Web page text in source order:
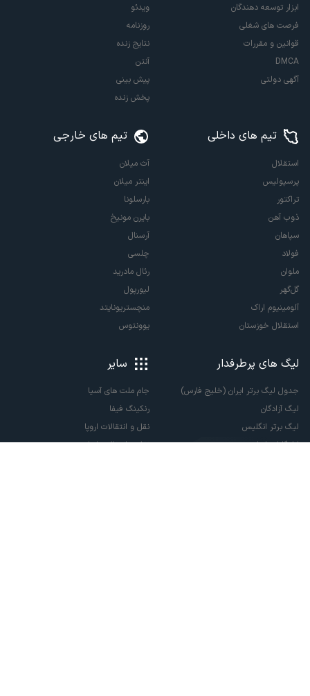
ابزار توسعه دهندگان
فرصت های شغلی
قوانین و مقررات
DMCA
آگهی دولتی
ویدئو
روزنامه
نتایج زنده
آنتن
پیش بینی
پخش زنده
تیم های داخلی
استقلال
پرسپولیس
تراکتور
ذوب آهن
سپاهان
فولاد
ملوان
گل‌گهر
آلومینیوم اراک
استقلال خوزستان
تیم های خارجی
آث میلان
اینتر میلان
بارسلونا
بایرن مونیخ
آرسنال
چلسی
رئال مادرید
لیورپول
منچستریونایتد
یوونتوس
لیگ های پرطرفدار
جدول لیگ برتر ایران (خلیج فارس)
لیگ آزادگان
لیگ برتر انگلیس
لالیگا اسپانیا
سایر
جام ملت های آسیا
رنکینگ فیفا
نقل و انتقالات اروپا
نقل و انتقالات ایران